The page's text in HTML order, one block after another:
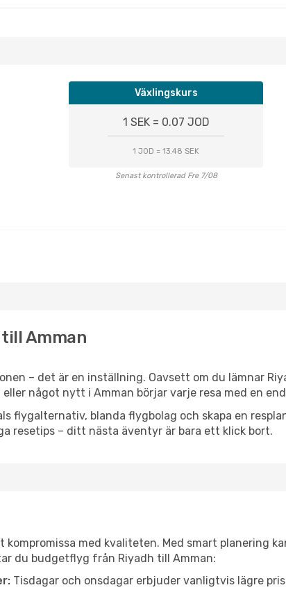
Växlingskurs
1 SEK = 0.07 JOD
1 JOD = 13.48 SEK
Senast kontrollerad Fre 7/08
Amman
– det är en inställning. Oavsett om du lämnar
något nytt i Amman börjar varje resa med en
flygalternativ, blanda flygbolag och skapa en
resetips – ditt nästa äventyr är bara ett klick bort.
med kvaliteten. Med smart planering
du budgetflyg från Riyadh till Amman:
Tisdagar och onsdagar erbjuder vanligtvis lägre